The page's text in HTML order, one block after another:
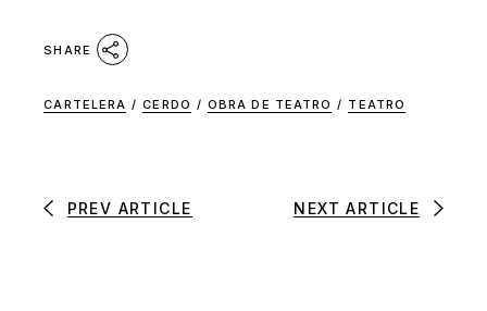
SHARE
CARTELERA / CERDO / OBRA DE TEATRO / TEATRO
PREV ARTICLE NEXT ARTICLE